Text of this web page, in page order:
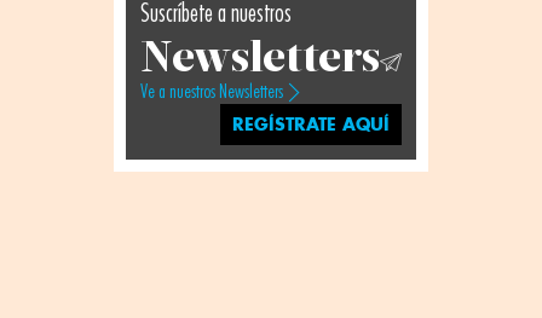
Suscríbete a nuestros
Newsletters
Ve a nuestros Newsletters
REGÍSTRATE AQUÍ